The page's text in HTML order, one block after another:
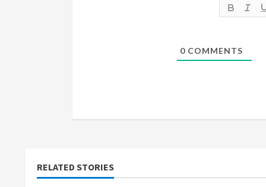
0 COMMENTS
RELATED STORIES